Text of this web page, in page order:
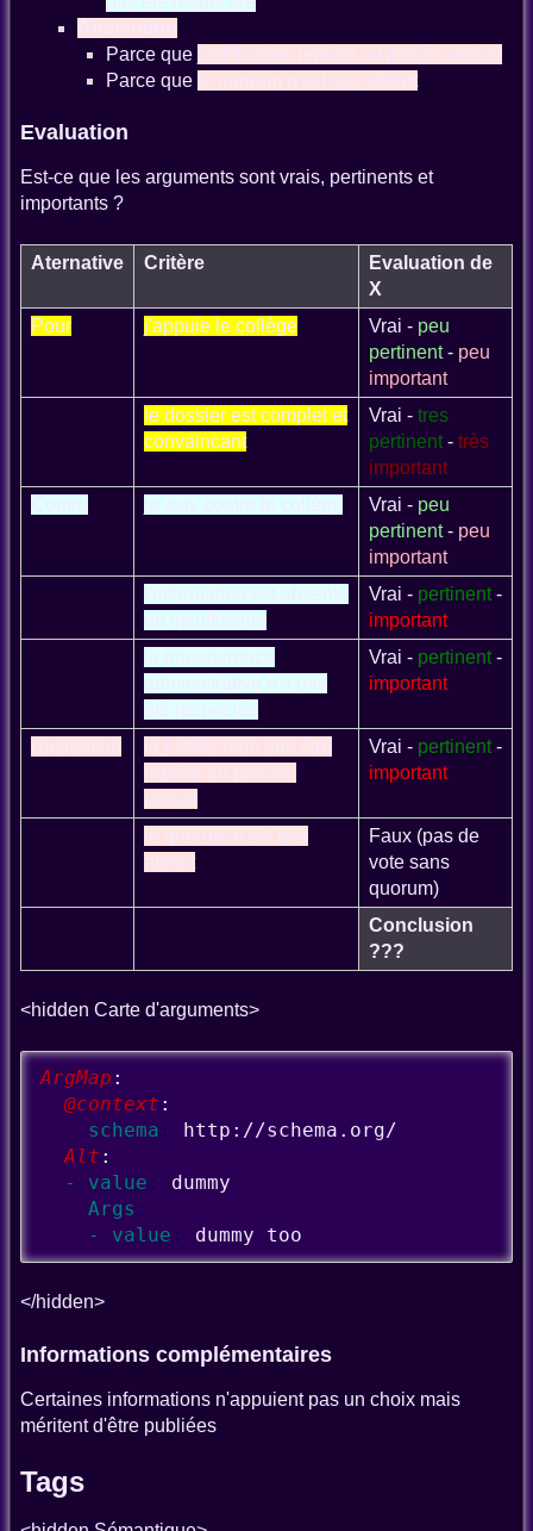
Abstention
Parce que justification reprise au procès-verbal
Parce que le quorum n'est pas atteint
Evaluation
Est-ce que les arguments sont vrais, pertinents et
importants ?
Aternative Critère
Evaluation de
X
Pour
j'appuie le collège Vrai - peu
pertinent- peu
important
le dossier est complet et
convaincant
Vrai - tres
pertinent - très
important
Vrai - peu
pertinent- peu
important
Vrai - pertinent-
important
Vrai - pertinent-
important
Abstention
la justification doit être
reprise au procès-
perbal
Vrai - pertinent-
important
le quorum n'est pas
atteint
Faux (pas de
vote sans
quorum)
Conclusion
???
<hidden Carte d'arguments>
ArgMap :
  @context
:
    schema
: http://schema.org/
  Alt
:
  - value
: dummy
    Args
:
    - value
: dummy too
</hidden>
Informations complémentaires
Certaines informations n'appuient pas un choix mais
méritent d'être publiées
Tags